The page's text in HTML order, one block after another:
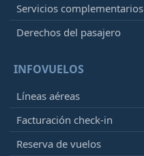
Servicios complementarios
Derechos del pasajero
INFOVUELOS
Líneas aéreas
Facturación check-in
Reserva de vuelos